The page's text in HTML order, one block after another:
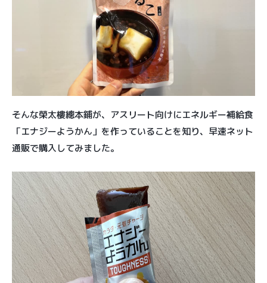
そんな榮太樓總本鋪が、アスリート向けにエネルギー補給食
「エナジーようかん」を作っていることを知り、早速ネット
通販で購入してみました。